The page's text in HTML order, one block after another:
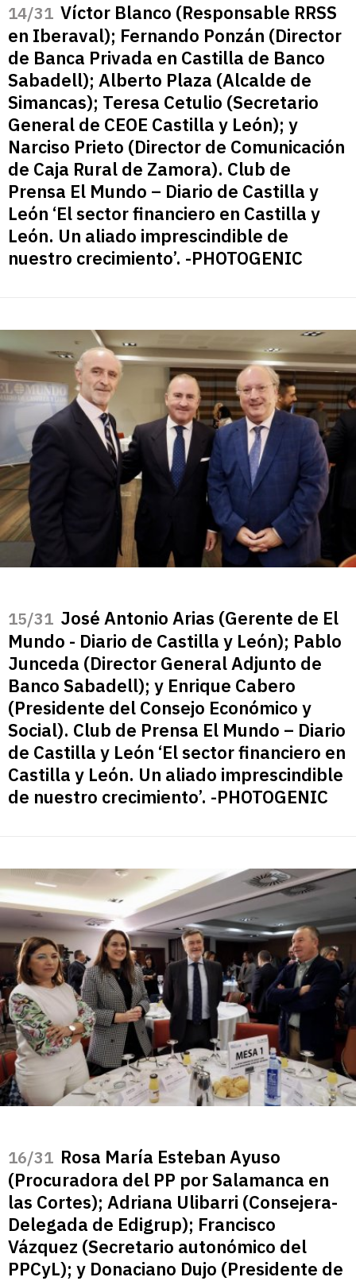
/31 Víctor Blanco (Responsable RRSS
en Iberaval); Fernando Ponzán (Director
de Banca Privada en Castilla de Banco
Sabadell); Alberto Plaza (Alcalde de
Simancas); Teresa Cetulio (Secretario
General de CEOE Castilla y León); y
Narciso Prieto (Director de Comunicación
de Caja Rural de Zamora). Club de
Prensa El Mundo – Diario de Castilla y
León ‘El sector financiero en Castilla y
León. Un aliado imprescindible de
nuestro crecimiento’. -PHOTOGENIC
/31 José Antonio Arias (Gerente de El
Mundo - Diario de Castilla y León); Pablo
Junceda (Director General Adjunto de
Banco Sabadell); y Enrique Cabero
(Presidente del Consejo Económico y
Social). Club de Prensa El Mundo – Diario
de Castilla y León ‘El sector financiero en
Castilla y León. Un aliado imprescindible
de nuestro crecimiento’. -PHOTOGENIC
/31 Rosa María Esteban Ayuso
(Procuradora del PP por Salamanca en
las Cortes); Adriana Ulibarri (Consejera-
Delegada de Edigrup); Francisco
Vázquez (Secretario autonómico del
PPCyL); y Donaciano Dujo (Presidente de